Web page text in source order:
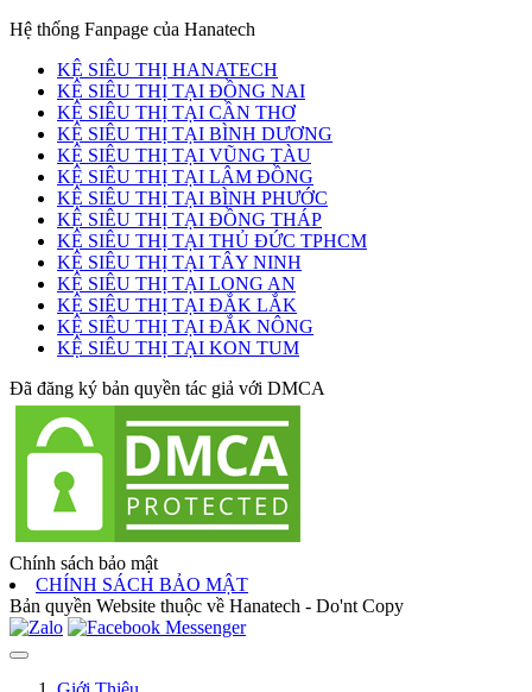
Hệ thống Fanpage của Hanatech
KỆ SIÊU THỊ HANATECH
KỆ SIÊU THỊ TẠI ĐỒNG NAI
KỆ SIÊU THỊ TẠI CẦN THƠ
KỆ SIÊU THỊ TẠI BÌNH DƯƠNG
KỆ SIÊU THỊ TẠI VŨNG TÀU
KỆ SIÊU THỊ TẠI LÂM ĐỒNG
KỆ SIÊU THỊ TẠI BÌNH PHƯỚC
KỆ SIÊU THỊ TẠI ĐỒNG THÁP
KỆ SIÊU THỊ TẠI THỦ ĐỨC TPHCM
KỆ SIÊU THỊ TẠI TÂY NINH
KỆ SIÊU THỊ TẠI LONG AN
KỆ SIÊU THỊ TẠI ĐẮK LẮK
KỆ SIÊU THỊ TẠI ĐẮK NÔNG
KỆ SIÊU THỊ TẠI KON TUM
Đã đăng ký bản quyền tác giả với DMCA
Chính sách bảo mật
CHÍNH SÁCH BẢO MẬT
Bản quyền Website thuộc về Hanatech - Do'nt Copy